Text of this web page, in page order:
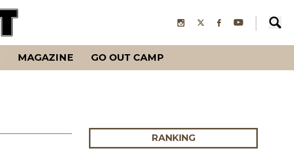
MAGAZINE GO OUT CAMP
RANKING